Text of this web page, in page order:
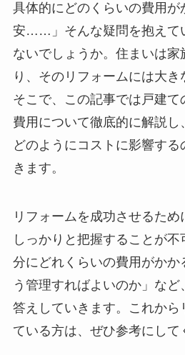
具体的にどのくらいの費用が
安……」そんな疑問を抱えて
ないでしょうか。住まいは家
り、そのリフォームには大き
そこで、この記事では戸建
費用について徹底的に解説
どのようにコストに影響す
きます。
リフォームを成功させるた
しっかりと把握することが
分にどれくらいの費用がかか
う管理すればよいのか」な
答えしていきます。これから
ている方は、ぜひ参考にして